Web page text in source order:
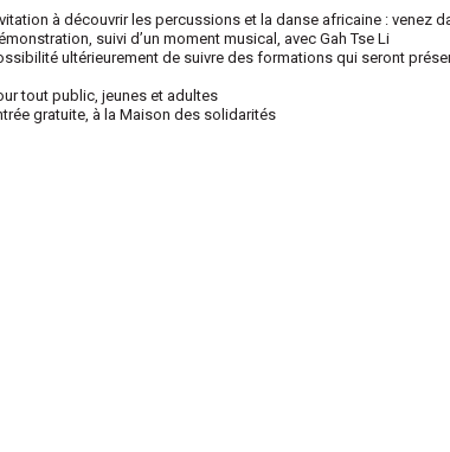
à découvrir les percussions et la danse africaine : venez
suivi d’un moment musical, avec Gah Tse Li
ultérieurement de suivre des formations qui seront
tout public, jeunes et adultes
gratuite, à la Maison des solidarités